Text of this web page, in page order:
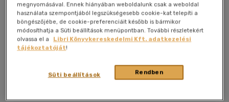
Kívánságlistához adom
megnyomásával. Ennek hiányában weboldalunk csak a weboldal
használata szempontjából legszükségesebb cookie-kat telepíti a
böngészőjébe, de cookie-preferenciáit később is bármikor
módosíthatja a Süti beállítások menüpontban. További részletekért
olvassa el a
Libri Könyvkereskedelmi Kft. adatkezelési
tájékoztatóját!
Rendben
Süti beállítások